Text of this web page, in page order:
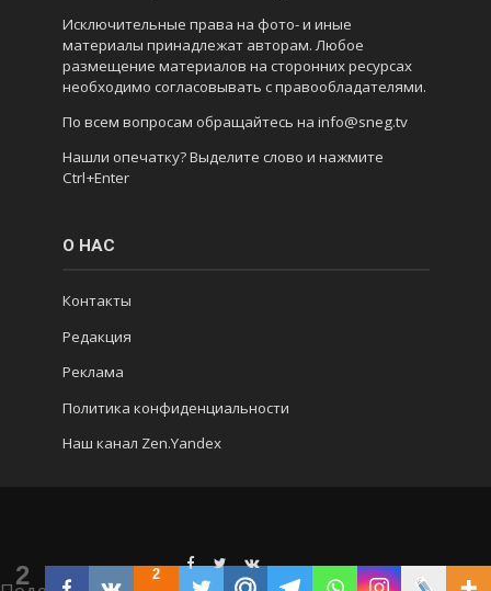
2 2
Исключительные права на фото- и иные
материалы принадлежат авторам. Любое
размещение материалов на сторонних ресурсах
необходимо согласовывать с правообладателями.
По всем вопросам обращайтесь на info@sneg.tv
Нашли опечатку? Выделите слово и нажмите
Ctrl+Enter
О НАС
Контакты
Редакция
Реклама
Политика конфиденциальности
Наш канал Zen.Yandex